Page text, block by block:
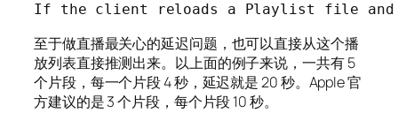
If the client reloads a Playlist file and
至于做直播最关心的延迟问题，也可以直接从这个播
放列表直接推测出来。以上面的例子来说，一共有 5
个片段，每一个片段 4 秒，延迟就是 20 秒。Apple 官
方建议的是 3 个片段，每个片段 10 秒。